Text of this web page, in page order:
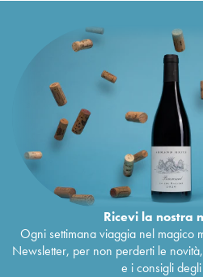
Ricevi la nostra
Ogni settimana viaggia nel magico
Newsletter, per non perderti le
e i consigli